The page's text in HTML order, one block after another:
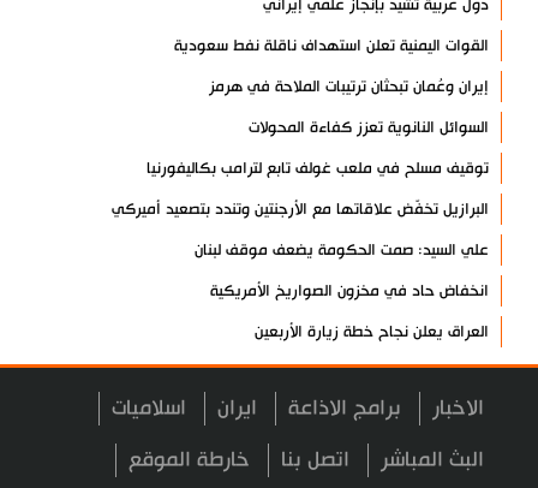
دول عربية تشيد بإنجاز علمي إيراني
القوات اليمنية تعلن استهداف ناقلة نفط سعودية
إيران وعُمان تبحثان ترتيبات الملاحة في هرمز
السوائل النانوية تعزز كفاءة المحولات
توقيف مسلح في ملعب غولف تابع لترامب بكاليفورنيا
البرازيل تخفّض علاقاتها مع الأرجنتين وتندد بتصعيد أميركي
علي السيد: صمت الحكومة يضعف موقف لبنان
انخفاض حاد في مخزون الصواريخ الأمريكية
العراق يعلن نجاح خطة زيارة الأربعين
رضائي: إيران جاهزة للدفاع عن سيادتها
رئيس بلدية طهران يلتقي مع متولي العتبة الحسينية ومحافظ كربلاء
تقرير مصور.. مراسم عزاء الأربعين بجوار مكان استشهاد الإمام
الاخبار برامج الاذاعة ايران اسلاميات
البث المباشر اتصل بنا خارطة الموقع